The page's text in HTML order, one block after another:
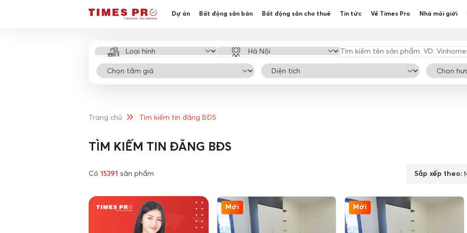
Dự án Bất động sản bán Bất động sản cho thuê Tin tức Về Times Pro Nhà môi giới
Trang chủ Tìm kiếm tin đăng BĐS
TÌM KIẾM TIN ĐĂNG BĐS
Có 15391 sản phẩm Sắp xếp theo:
Mới Mới